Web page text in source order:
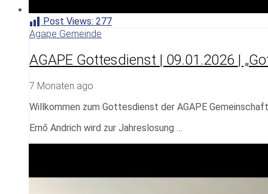
Post Views: 277
Agape Gemeinde
AGAPE Gottesdienst | 09.01.2026 |
7 Monaten ago
Willkommen zum Gottesdienst der AGAPE
Ernő Andrich wird zur Jahreslosung …